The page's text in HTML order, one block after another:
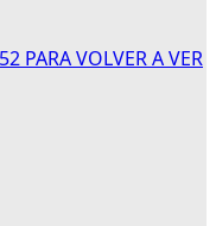
PARA VOLVER A VER